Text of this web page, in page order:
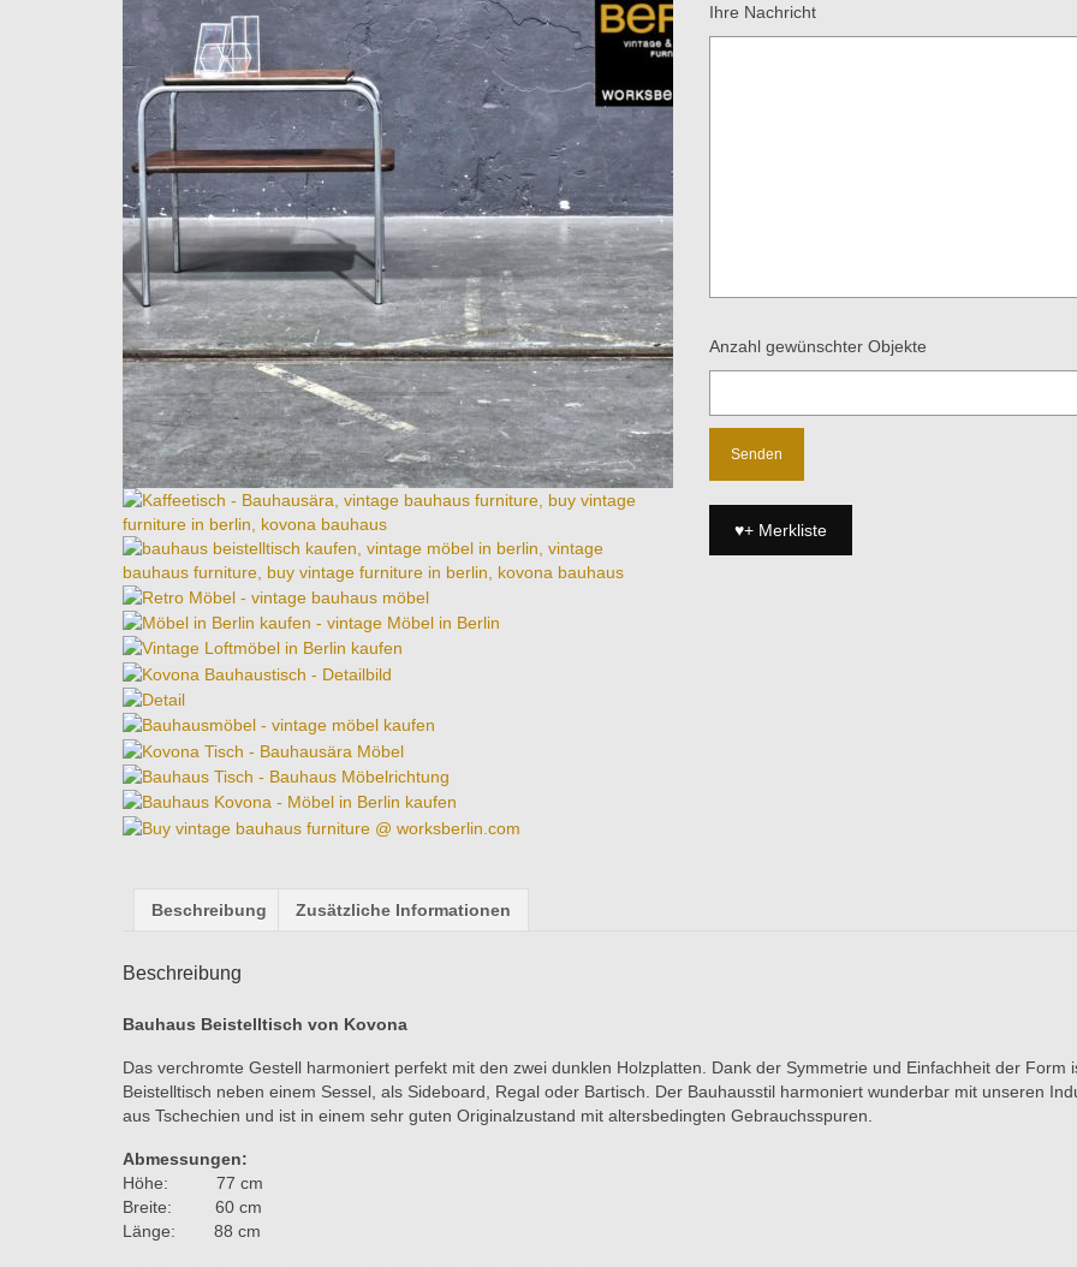
Ihre Nachricht
Anzahl gewünschter Objekte
♥+ Merkliste
Beschreibung Zusätzliche Informationen
Beschreibung
Bauhaus Beistelltisch von Kovona
Das verchromte Gestell harmoniert perfekt mit den zwei dunklen Holzplatten. Dank der Symmetrie und Einfachheit der Form
Beistelltisch neben einem Sessel, als Sideboard, Regal oder Bartisch. Der Bauhausstil harmoniert wunderbar mit unseren
aus Tschechien und ist in einem sehr guten Originalzustand mit altersbedingten Gebrauchsspuren.
Abmessungen:
Höhe: 77 cm
Breite: 60 cm
Länge: 88 cm